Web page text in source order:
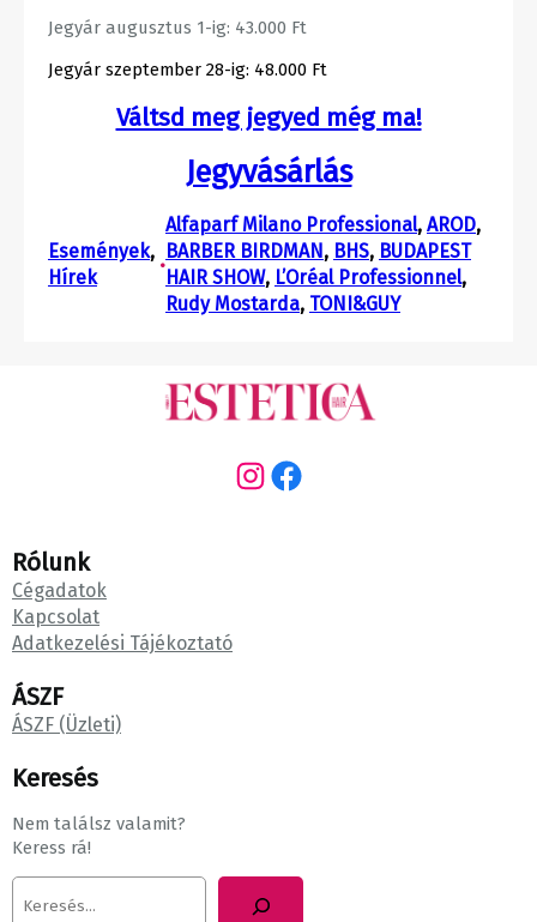
Jegyár augusztus 1-ig: 43.000 Ft
Jegyár szeptember 28-ig: 48.000 Ft
Váltsd meg jegyed még ma!
Jegyvásárlás
Események
Hírek
•
Alfaparf Milano Professional, AROD
BARBER BIRDMAN, BHS, BUDAPEST
HAIR SHOW, L’Oréal Professionnel
Rudy Mostarda, TONI&GUY
Instagram Facebook
Rólunk
Cégadatok
Kapcsolat
Adatkezelési Tájékoztató
ÁSZF
ÁSZF (Üzleti)
Keresés
Nem találsz valamit?
Keress rá!
e